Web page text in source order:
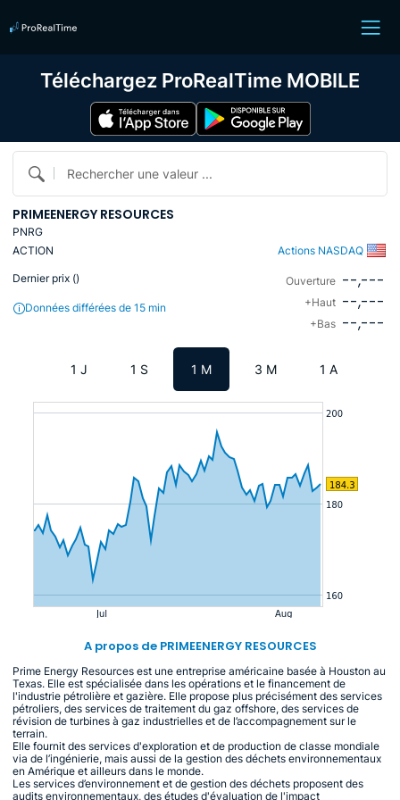
Rechercher une valeur ...
PRIMEENERGY RESOURCES
PNRG
ACTION
Actions NASDAQ
Dernier prix ()
Données différées de 15 min
Ouverture --,---
+Haut --,---
+Bas --,---
1 J 1 S 1 M 3 M 1 A
A propos de PRIMEENERGY RESOURCES
Prime Energy Resources est une entreprise américaine basée à Houston au
Texas. Elle est spécialisée dans les opérations et le financement de
l'industrie pétrolière et gazière. Elle propose plus précisément des services
pétroliers, des services de traitement du gaz offshore, des services de
révision de turbines à gaz industrielles et de l’accompagnement sur le
terrain.
Elle fournit des services d'exploration et de production de classe mondiale
via de l’ingénierie, mais aussi de la gestion des déchets environnementaux
en Amérique et ailleurs dans le monde.
Les services d’environnement et de gestion des déchets proposent des
audits environnementaux, des études d'évaluation de l'impact
Téléchargez ProRealTime MOBILE